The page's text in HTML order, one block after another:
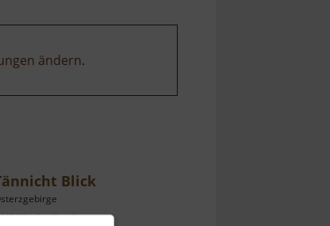
ändern.
Blick
/ Zugriffe: 4160